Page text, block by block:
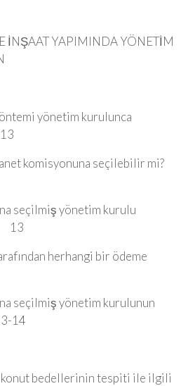
İNŞAAT YAPIMINDA YÖNETİM
yönetim kurulunca
komisyonuna seçilebilir mi?
seçilmiş yönetim kurulu
herhangi bir ödeme
seçilmiş yönetim kurulunun
konut bedellerinin tespiti ile ilgili